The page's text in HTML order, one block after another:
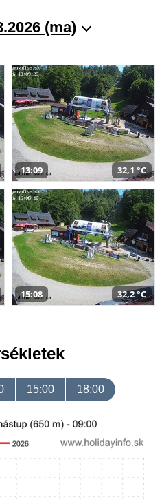
(ma)
13:09 32,1 °C
15:08 32,2 °C
15:00 18:00